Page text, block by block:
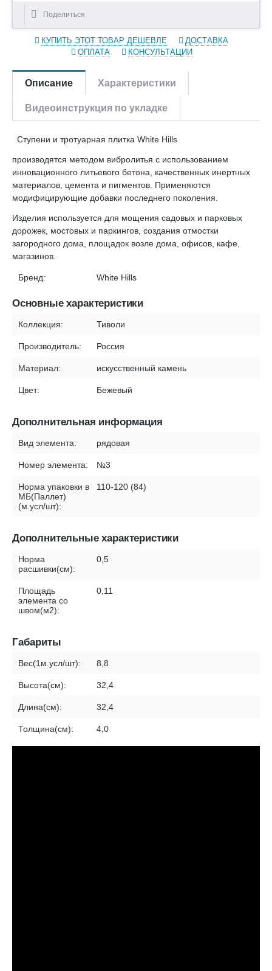
Поделиться
КУПИТЬ ЭТОТ ТОВАР ДЕШЕВЛЕ
ДОСТАВКА
ОПЛАТА
КОНСУЛЬТАЦИИ
Описание Характеристики
Видеоинструкция по укладке
Ступени и тротуарная плитка White Hills
производятся методом вибролитья с использованием
инновационного литьевого бетона, качественных инертных
материалов, цемента и пигментов. Применяются
модифицирующие добавки последнего поколения.
Изделия используется для мощения садовых и парковых
дорожек, мостовых и паркингов, создания отмостки
загородного дома, площадок возле дома, офисов, кафе,
магазинов.
Бренд: White Hills
Основные характеристики
Коллекция: Тиволи
Производитель: Россия
Материал: искусственный камень
Цвет: Бежевый
Дополнительная информация
Вид элемента: рядовая
Номер элемента: №3
Норма упаковки в
МБ(Паллет)
(м.усл/шт):
110-120 (84)
Дополнительные характеристики
Норма
расшивки(см):
0,5
Площадь
элемента со
швом(м2):
0,11
Габариты
Вес(1м.усл/шт): 8,8
Высота(см): 32,4
Длина(см): 32,4
Толщина(см): 4,0